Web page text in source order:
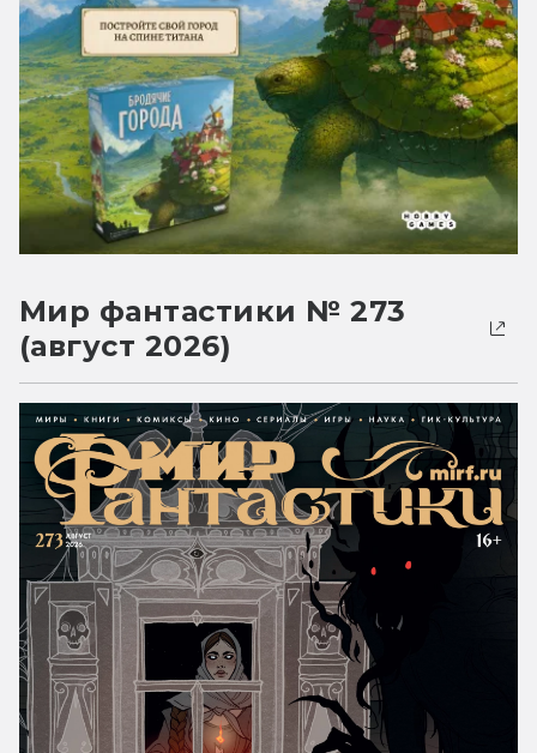
Мир фантастики № 273
(август 2026)